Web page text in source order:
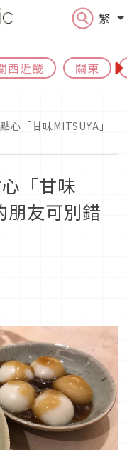
繁
西近畿 關東
心「甘味MITSUYA」
「甘味
朋友可別錯